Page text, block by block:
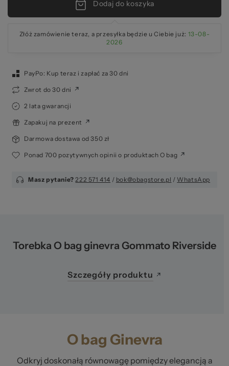
Dodaj do koszyka
Złóż zamówienie teraz, a przesyłka będzie u Ciebie już: 13-08-
2026
PayPo: Kup teraz i zapłać za 30 dni
Zwrot do 30 dni
2 lata gwarancji
Zapakuj na prezent
Darmowa dostawa od 350 zł
Ponad 700 pozytywnych opinii o produktach O bag
Masz pytanie? 222 571 414 / bok@obagstore.pl / WhatsApp
O bag Ginevra
Odkryj doskonałą równowagę pomiędzy elegancją a
Torebka O bag ginevra Gommato Riverside
Szczegóły produktu